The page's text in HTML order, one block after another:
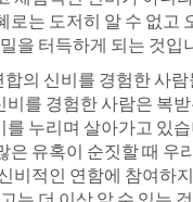
는 도저히 알 수 없고
을 터득하게 되는 것입
의 신비를 경험한 사
를 경험한 사람은 복
누리며 살아가고 있
은 유혹이 순짓할 때 우
비적인 연함에 참여하